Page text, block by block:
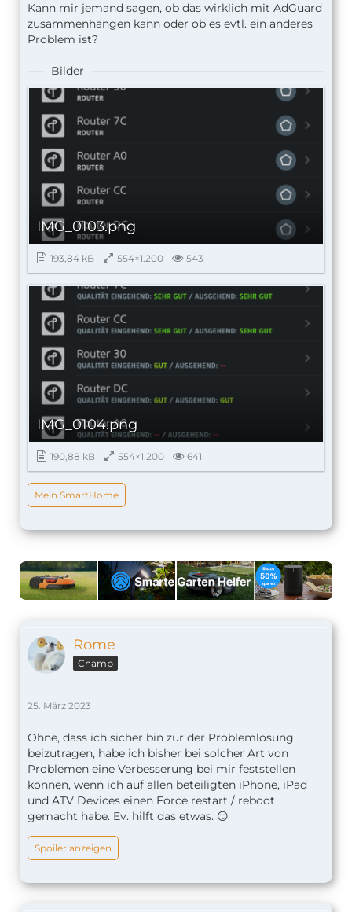
Kann mir jemand sagen, ob das wirklich mit AdGuard
zusammenhängen kann oder ob es evtl. ein anderes
Problem ist?
Bilder
IMG_0103.png
193,84 kB 554×1.200 543
IMG_0104.png
190,88 kB 554×1.200 641
Mein SmartHome
Rome
Champ
25. März 2023
Ohne, dass ich sicher bin zur der Problemlösung
beizutragen, habe ich bisher bei solcher Art von
Problemen eine Verbesserung bei mir feststellen
können, wenn ich auf allen beteiligten iPhone, iPad
und ATV Devices einen Force restart / reboot
gemacht habe. Ev. hilft das etwas. 😏
Spoiler anzeigen